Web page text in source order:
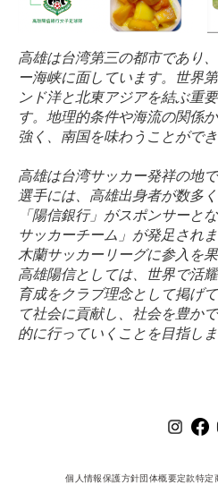
高雄は台湾第三の都市であり
ー海峡に面しています。世界
ンド洋と北東アジアを結ぶ重
す。地理的条件や海流の関係
強く、南国を味わうことができ
高雄は台湾サッカー発祥の地
選手には、高雄出身者が数多
「陽信銀行」がスポンサーと
サッカーチーム」が発足され
木蘭サッカーリーグに参入を果
高雄陽信としては、世界で活
育成をクラブ理念として掲げ
て社会に貢献し、社会を豊か
的に行っていくことを目指しま
個人情報保護方針団体概要定款特定